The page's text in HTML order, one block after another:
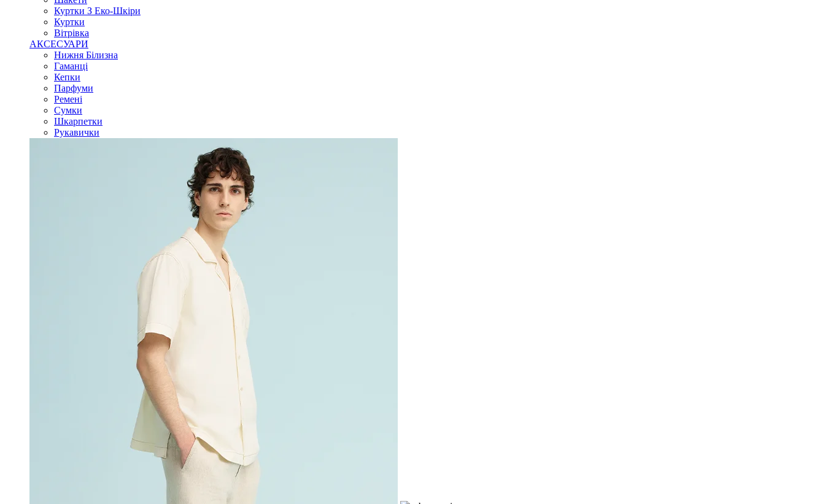
Куртки З Еко-Шкіри
Куртки
Вітрівка
АКСЕСУАРИ
Нижня Білизна
Гаманці
Кепки
Парфуми
Ремені
Сумки
Шкарпетки
Рукавички